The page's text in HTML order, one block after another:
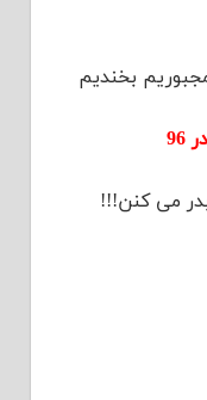
بخندیم
می کنن!!!